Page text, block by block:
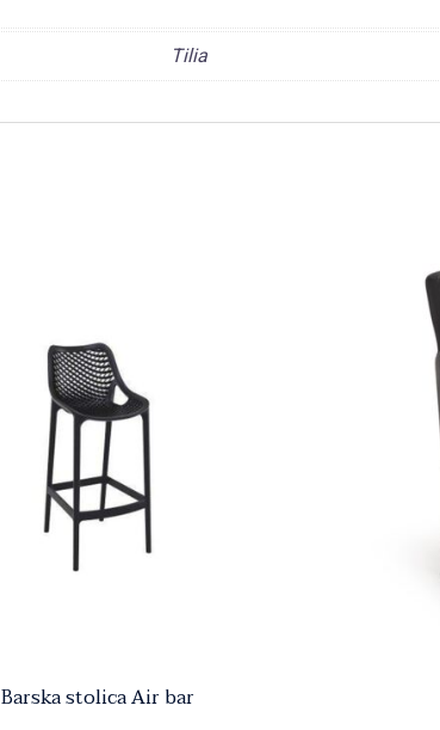
Tilia
Barska stolica Air bar